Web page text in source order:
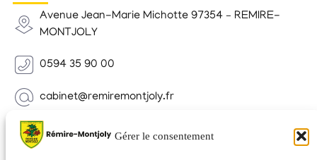
Gérer le consentement
Avenue Jean-Marie Michotte 97354 – REMIRE-
MONTJOLY
0594 35 90 00
cabinet@remiremontjoly.fr
Newsletter